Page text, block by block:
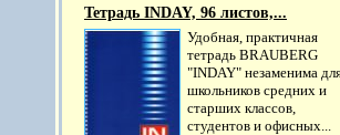
Тетрадь INDAY, 96 листов,...
Удобная, практичная
тетрадь BRAUBERG
"INDAY" незаменима
школьников средних и
старших классов,
студентов и офисных...